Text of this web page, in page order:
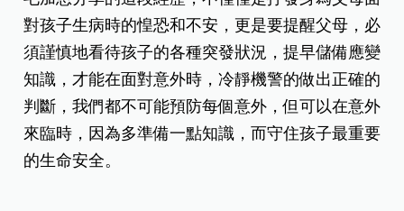
對孩子生病時的惶恐和不安，更是要提醒父母，必
須謹慎地看待孩子的各種突發狀況，提早儲備應變
知識，才能在面對意外時，冷靜機警的做出正確的
判斷，我們都不可能預防每個意外，但可以在意外
來臨時，因為多準備一點知識，而守住孩子最重要
的生命安全。